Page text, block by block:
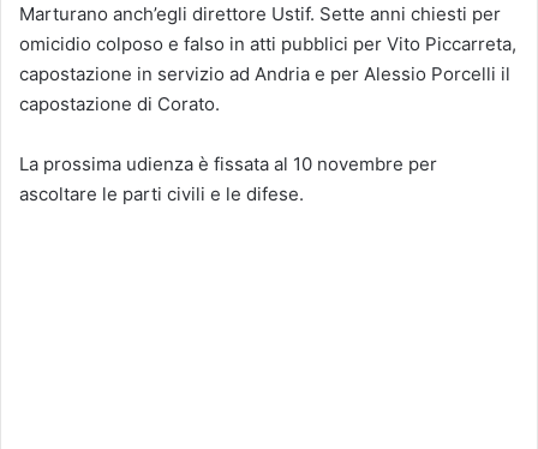
Marturano anch’egli direttore Ustif. Sette anni chiesti per
omicidio colposo e falso in atti pubblici per Vito Piccarreta,
capostazione in servizio ad Andria e per Alessio Porcelli il
capostazione di Corato.
La prossima udienza è fissata al 10 novembre per
ascoltare le parti civili e le difese.